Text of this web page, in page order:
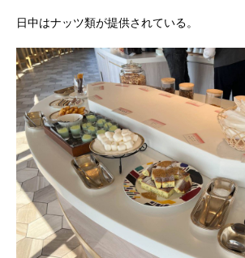
日中はナッツ類が提供されている。